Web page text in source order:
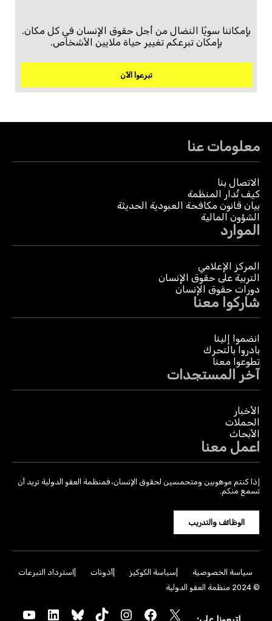
بإمكاننا سويًا النضال من أجل حقوق الإنسان في كل مكان.
بإمكان تبرعكم تغيير حياة ملايين الأشخاص.
تبرعوا الآن
معلومات عنا
الاتصال بنا
كيف تُدار المنظمة
بيان قانون مكافحة العبودية الحديثة
الشؤون المالية
الموارد
المركز الإعلامي
التربية على حقوق الإنسان
دورات حقوق الإنسان
شاركوا معنا
انضموا إلينا
بادروا بالتحرك
تطوعوا معنا
آخر المستجدات
الأخبار
الحملات
الأبحاث
اعمل معنا
إذا كنتم موهوبين ومتحمسين لحقوق الإنسان، فمنظمة العفو الدولية تريد أن
تسمع منكم.
الوظائف والتدريب
سياسة الخصوصية سياسة الكوكيز أذونات
استرداد التبرعات
© 2024 منظمة العفو الدولية
X
Facebook
Instagram
TikTok
Bluesky
LinkedIn
YouTube